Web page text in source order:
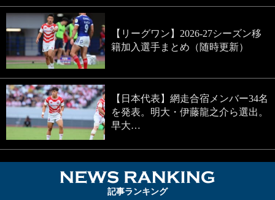
【リーグワン】2026-27シーズン移
籍加入選手まとめ（随時更新）
【日本代表】網走合宿メンバー34名
を発表。明大・伊藤龍之介ら選出。
早大…
記事ランキング